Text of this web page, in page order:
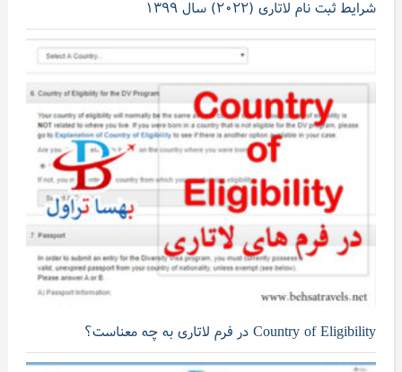
شرایط ثبت نام لاتاری (۲۰۲۲) سال ۱۳۹۹
Country of Eligibility در فرم لاتاری به چه معناست؟